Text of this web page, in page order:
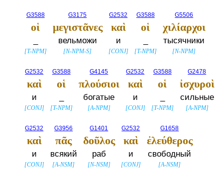
G3588
οἱ
[T-NPM]
G3175
μεγιστᾶνες
вельможи
[N-NPM-S]
G2532
καὶ
и
[CONJ]
G3588
οἱ
[T-NPM]
G5506
χιλίαρχοι
тысячники
[N-NPM]
G2532
καὶ
и
[CONJ]
G3588
οἱ
[T-NPM]
G4145
πλούσιοι
богатые
[A-NPM]
G2532
καὶ
и
[CONJ]
G3588
οἱ
[T-NPM]
G2478
ἰσχυροὶ
сильные
[A-NPM]
G2532
καὶ
и
[CONJ]
G3956
πᾶς
всякий
[A-NSM]
G1401
δοῦλος
раб
[N-NSM]
G2532
καὶ
и
[CONJ]
G1658
ἐλεύθερος
свободный
[A-NSM]